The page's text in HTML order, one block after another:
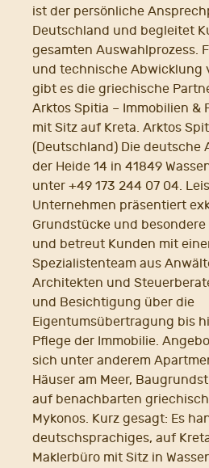
ist der persönliche
Deutschland und begleitet
gesamten Auswahlprozess.
und technische Abwicklung
gibt es die griechische
Arktos Spitia – Immobilien &
mit Sitz auf Kreta. Arktos
(Deutschland) Die deutsche
der Heide 14 in 41849
unter +49 173 244 07 04.
Unternehmen präsentiert
Grundstücke und besondere
und betreut Kunden mit
Spezialistenteam aus
Architekten und
und Besichtigung über die
Eigentumsübertragung bis
Pflege der Immobilie.
sich unter anderem
Häuser am Meer,
auf benachbarten
Mykonos. Kurz gesagt: Es
deutschsprachiges, auf
Maklerbüro mit Sitz in